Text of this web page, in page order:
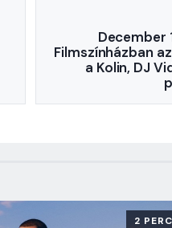
December
Filmszínházban
a Kolin, DJ
2 PERC